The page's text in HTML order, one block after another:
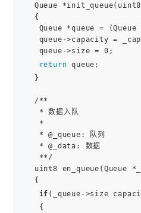
Queue
{
Queue *queue =
queue->capacity =
queue->size = 0;
return queue;
}
/**
* 数据入队
*
* @_queue: 队列
* @_data: 数据
**/
uint8 en_queue(Queue
{
if (_queue->size
{